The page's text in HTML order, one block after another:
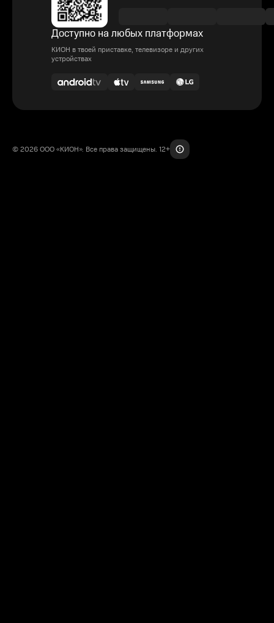
Доступно на любых платформах
КИОН в твоей приставке, телевизоре и других
устройствах
© 2026 ООО «КИОН». Все права защищены. 12+